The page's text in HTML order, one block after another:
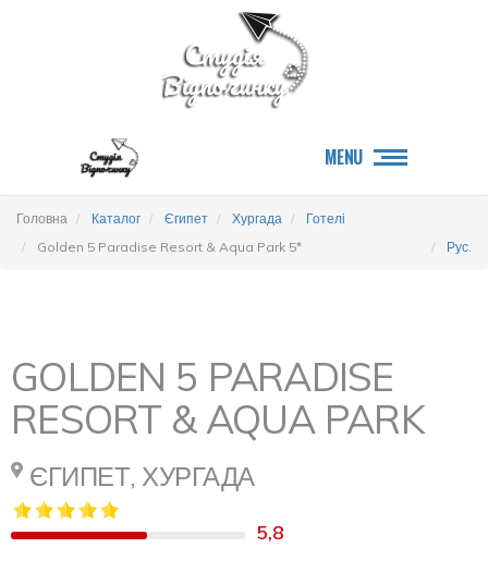
MENU
Головна Каталог Єгипет Хургада
Готелі
Golden 5 Paradise Resort & Aqua Park 5*
Рус.
GOLDEN 5 PARADISE
RESORT & AQUA PARK
ЄГИПЕТ, ХУРГАДА
5,8